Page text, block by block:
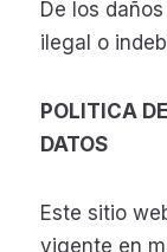
De los
ilegal o
POLITICA
DATOS
Este sitio
vigente en